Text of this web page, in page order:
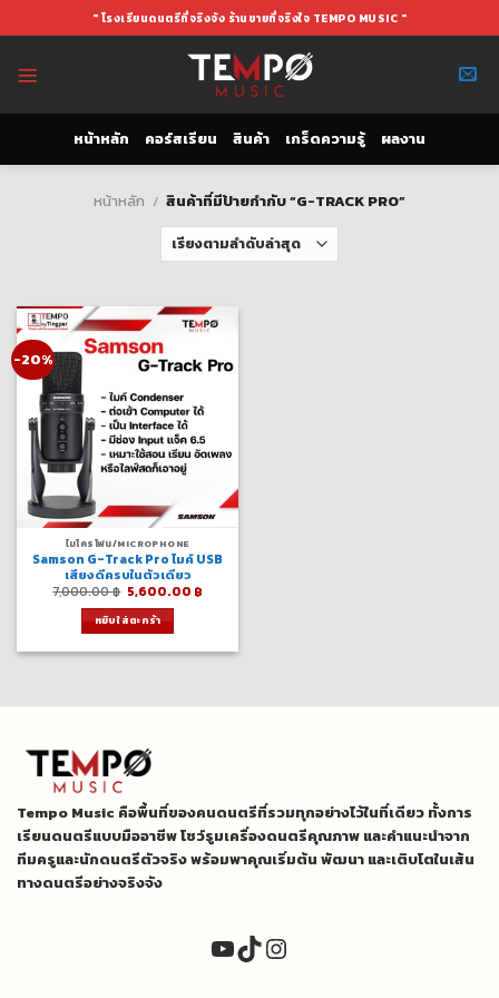
to
" โรงเรียนดนตรีที่จริงจัง ร้านขายที่จริงใจ TEMPO MUSIC "
หน้าหลัก คอร์สเรียน สินค้า เกร็ดความรู้ ผลงาน
หน้าหลัก / สินค้าที่มีป้ายกำกับ “G-TRACK PRO”
-20%
ไมโครโฟน/MICROPHONE
Samson G-Track Pro ไมค์ USB
เสียงดีครบในตัวเดียว
7,000.00฿ Original
price
was:
7,000.00 ฿.
5,600.00 ฿Current
หยิบใส่ตะกร้า
Tempo Music คือพื้นที่ของคนดนตรีที่รวมทุกอย่างไว้ในที่เดียว ทั้งการ
เรียนดนตรีแบบมืออาชีพ โชว์รูมเครื่องดนตรีคุณภาพ และคำแนะนำจาก
ทีมครูและนักดนตรีตัวจริง พร้อมพาคุณเริ่มต้น พัฒนา และเติบโตในเส้น
ทางดนตรีอย่างจริงจัง
YouTube
TikTok
Instagram